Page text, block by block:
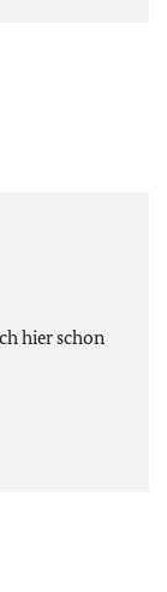
hier schon